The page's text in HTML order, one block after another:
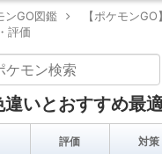
ンGO図鑑
【ポケモン
評価
いとおすすめ最
評価 対策